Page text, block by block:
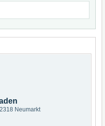
Neumarkt